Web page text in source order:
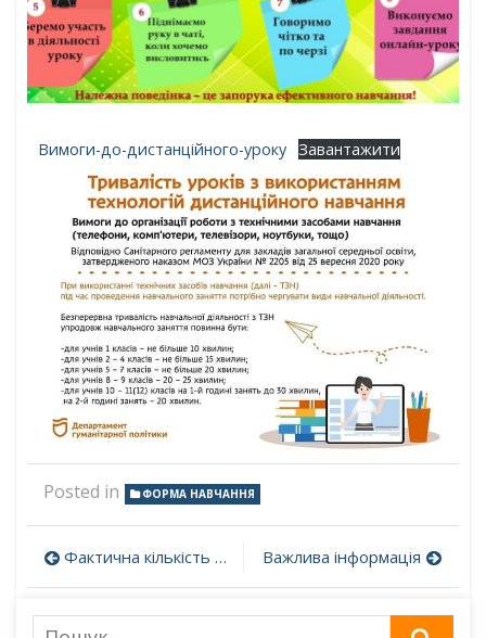
Вимоги-до-дистанційного-уроку Завантажити
Posted in ФОРМА НАВЧАННЯ
Навігація
записів
Фактична кількість осіб, які здобувають освіту у 2021-2022 навчальному році Важлива інформація
Пошук